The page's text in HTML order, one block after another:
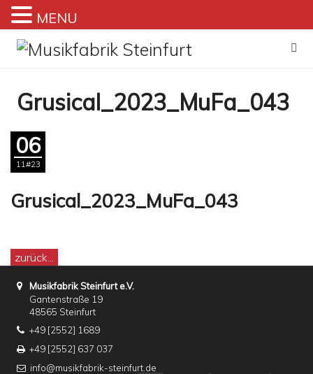
Zum
Inhalt
Grusical_2023_MuFa_043
06
11#23
Grusical_2023_MuFa_043
zurück...
Musikfabrik Steinfurt e.V.
Gantenstraße 19
48565 Steinfurt
+49 [2552] 1689
+49 [2552] 637 037
info@musikfabrik-steinfurt.de
MENU